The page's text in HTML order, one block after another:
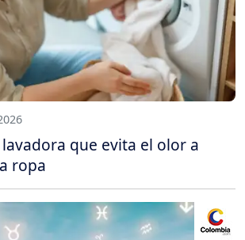
que evita el olor a
ropa